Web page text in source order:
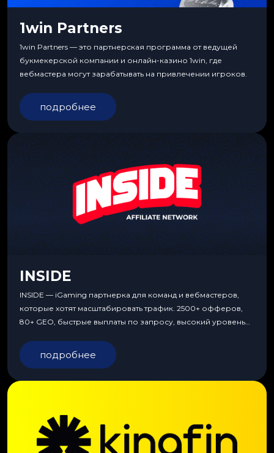
1win Partners
1win Partners — это партнерская программа от ведущей
букмекерской компании и онлайн-казино 1win, где
вебмастера могут зарабатывать на привлечении игроков.
подробнее
INSIDE
INSIDE — iGaming партнерка для команд и вебмастеров,
которые хотят масштабировать трафик. 2500+ офферов,
80+ GEO, быстрые выплаты по запросу, высокий уровень
подробнее